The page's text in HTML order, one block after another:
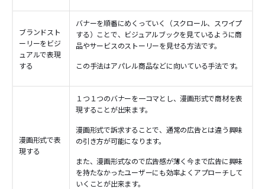
ブランドスト
ーリーをビジ
ュアルで表現
する
バナーを順番にめくっていく（スクロール、スワイプ
する）ことで、ビジュアルブックを見ているように商
品やサービスのストーリーを見せる方法です。
この手法はアパレル商品などに向いている手法です。
漫画形式で表
現する
１つ１つのバナーを一コマとし、漫画形式で商材を表
現することが出来ます。
漫画形式で訴求することで、通常の広告とは違う興味
の引き方が可能になります。
また、漫画形式なので広告感が薄く今まで広告に興味
を持たなかったユーザーにも効率よくアプローチして
いくことが出来ます。